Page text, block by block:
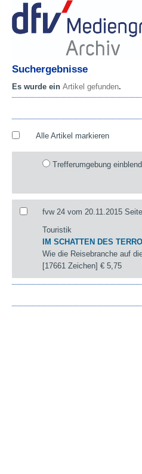
Suchergebnisse
Es wurde ein Artikel gefunden.
Alle Artikel markieren
Trefferumgebung
fvw 24 vom 20.11.2015
Touristik
IM SCHATTEN DES
Wie die Reisebranche auf
[17661 Zeichen]€ 5,75